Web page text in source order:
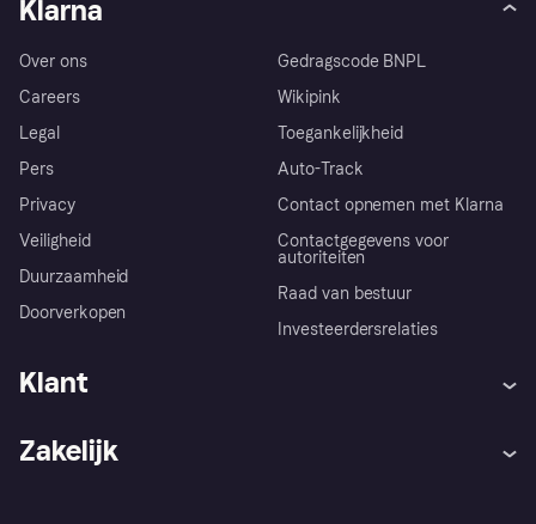
Klarna
Over ons
Careers
Legal
Pers
Privacy
Veiligheid
Duurzaamheid
Doorverkopen
Gedragscode BNPL
Wikipink
Toegankelijkheid
Auto-Track
Contact opnemen met Klarna
Contactgegevens voor
autoriteiten
Raad van bestuur
Investeerdersrelaties
Klant
Zakelijk